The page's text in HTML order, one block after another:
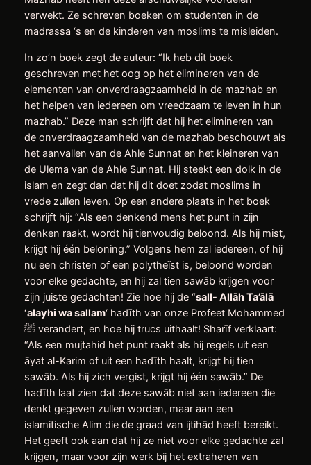
verwekt. Ze schreven boeken om studenten in de
madrassa ‘s en de kinderen van moslims te misleiden.
In zo’n boek zegt de auteur: “Ik heb dit boek
geschreven met het oog op het elimineren van de
elementen van onverdraagzaamheid in de mazhab en
het helpen van iedereen om vreedzaam te leven in hun
mazhab.” Deze man schrijft dat hij het elimineren van
de onverdraagzaamheid van de mazhab beschouwt als
het aanvallen van de Ahle Sunnat en het kleineren van
de Ulema van de Ahle Sunnat. Hij steekt een dolk in de
islam en zegt dan dat hij dit doet zodat moslims in
vrede zullen leven. Op een andere plaats in het boek
schrijft hij: “Als een denkend mens het punt in zijn
denken raakt, wordt hij tienvoudig beloond. Als hij mist,
krijgt hij één beloning.” Volgens hem zal iedereen, of hij
nu een christen of een polytheïst is, beloond worden
voor elke gedachte, en hij zal tien sawāb krijgen voor
zijn juiste gedachten! Zie hoe hij de “sall- Allāh Ta’ālā
‘alayhi wa sallam‘ hadīth van onze Profeet Mohammed
ﷺ verandert, en hoe hij trucs uithaalt! Sharīf verklaart:
“Als een mujtahid het punt raakt als hij regels uit een
āyat al-Karim of uit een hadīth haalt, krijgt hij tien
sawāb. Als hij zich vergist, krijgt hij één sawāb.” De
hadīth laat zien dat deze sawāb niet aan iedereen die
denkt gegeven zullen worden, maar aan een
islamitische Alim die de graad van ijtihād heeft bereikt.
Het geeft ook aan dat hij ze niet voor elke gedachte zal
krijgen, maar voor zijn werk bij het extraheren van